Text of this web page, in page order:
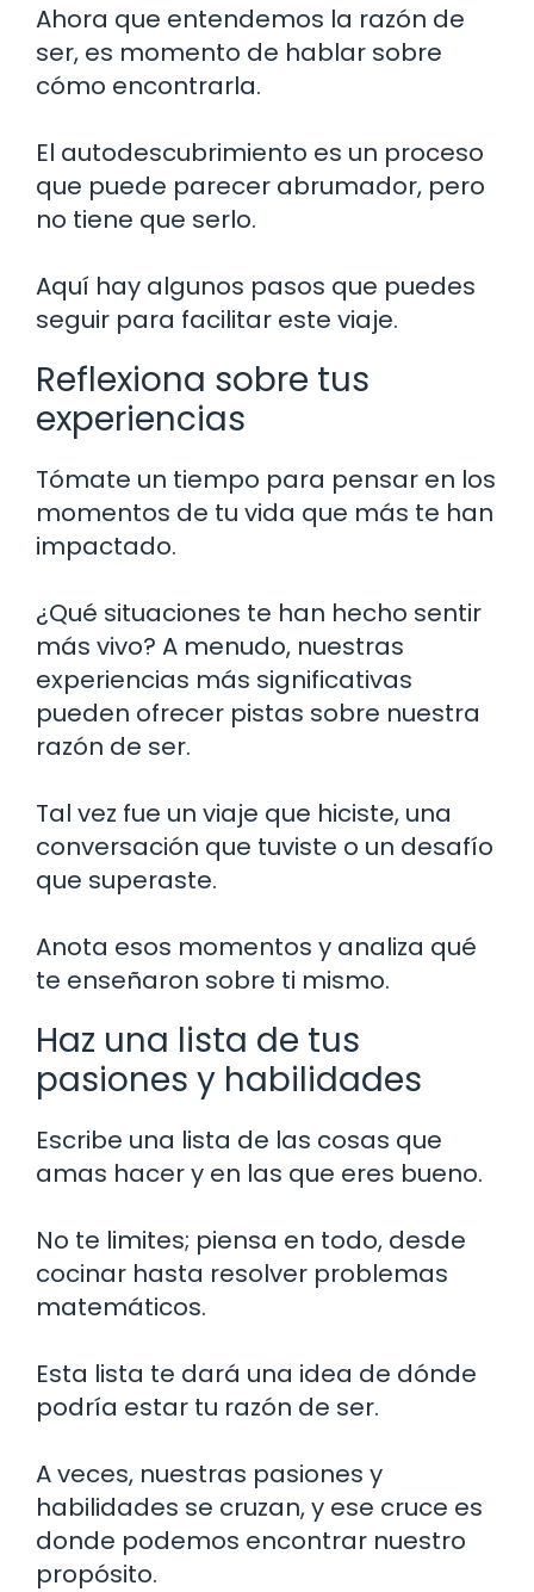
Ahora que entendemos la razón de
ser, es momento de hablar sobre
cómo encontrarla.
El autodescubrimiento es un proceso
que puede parecer abrumador, pero
no tiene que serlo.
Aquí hay algunos pasos que puedes
seguir para facilitar este viaje.
Reflexiona sobre tus
experiencias
Tómate un tiempo para pensar en los
momentos de tu vida que más te han
impactado.
¿Qué situaciones te han hecho sentir
más vivo? A menudo, nuestras
experiencias más significativas
pueden ofrecer pistas sobre nuestra
razón de ser.
Tal vez fue un viaje que hiciste, una
conversación que tuviste o un desafío
que superaste.
Anota esos momentos y analiza qué
te enseñaron sobre ti mismo.
Haz una lista de tus
pasiones y habilidades
Escribe una lista de las cosas que
amas hacer y en las que eres bueno.
No te limites; piensa en todo, desde
cocinar hasta resolver problemas
matemáticos.
Esta lista te dará una idea de dónde
podría estar tu razón de ser.
A veces, nuestras pasiones y
habilidades se cruzan, y ese cruce es
donde podemos encontrar nuestro
propósito.